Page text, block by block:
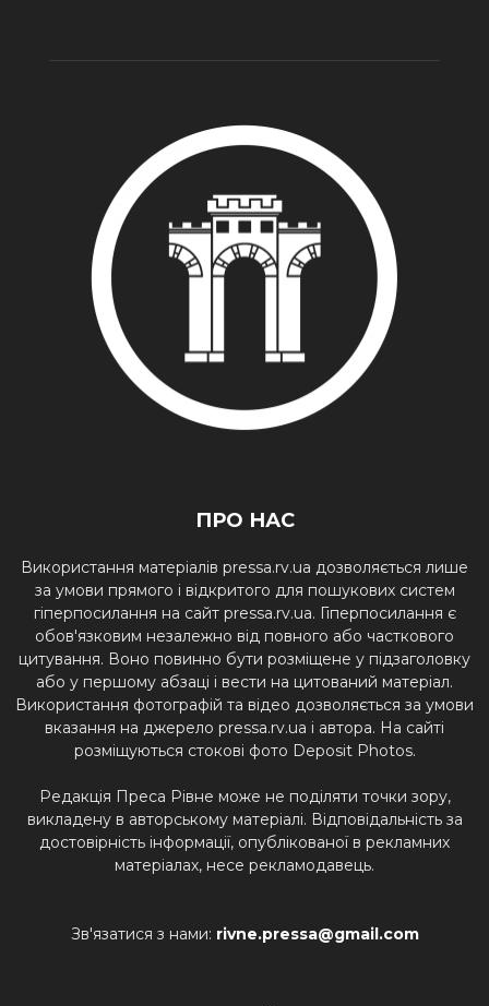
ПРО НАС
Використання матеріалів pressa.rv.ua дозволяється лише
за умови прямого і відкритого для пошукових систем
гіперпосилання на сайт pressa.rv.ua. Гіперпосилання є
обов'язковим незалежно від повного або часткового
цитування. Воно повинно бути розміщене у підзаголовку
або у першому абзаці і вести на цитований матеріал.
Використання фотографій та відео дозволяється за умови
вказання на джерело pressa.rv.ua і автора. На сайті
розміщуються стокові фото Deposit Photos.
Редакція Преса Рівне може не поділяти точки зору,
викладену в авторському матеріалі. Відповідальність за
достовірність інформації, опублікованої в рекламних
матеріалах, несе рекламодавець.
Зв'язатися з нами: rivne.pressa@gmail.com